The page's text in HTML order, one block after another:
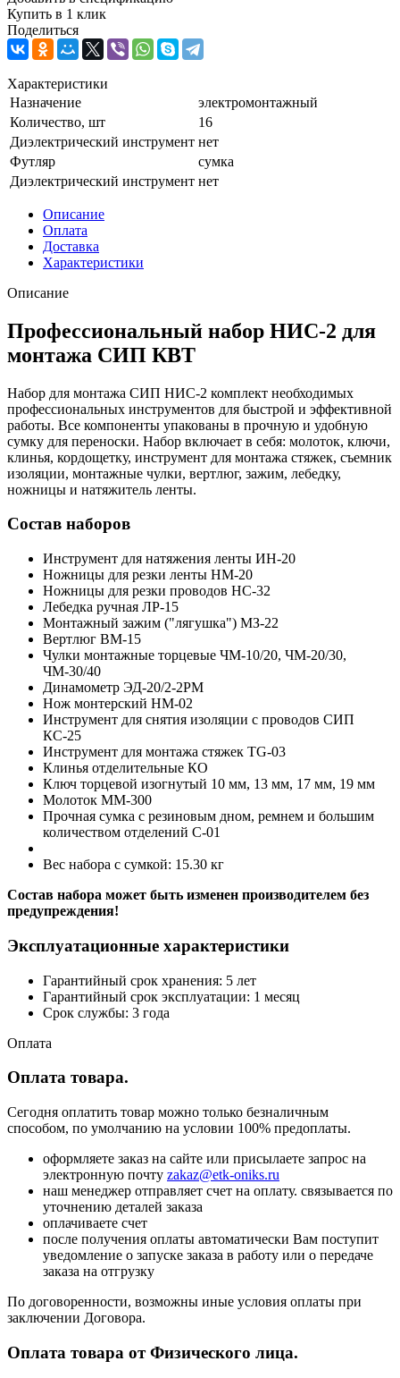
Купить в 1 клик
Поделиться
Характеристики
Назначение
электромонтажный
Количество, шт
16
Диэлектрический инструмент нет
Футляр
сумка
Диэлектрический инструмент нет
Описание
Оплата
Доставка
Характеристики
Описание
Профессиональный набор НИС-2 для
монтажа СИП КВТ
Набор для монтажа СИП НИС-2 комплект необходимых
профессиональных инструментов для быстрой и эффективной
работы. Все компоненты упакованы в прочную и удобную
сумку для переноски. Набор включает в себя: молоток, ключи,
клинья, кордощетку, инструмент для монтажа стяжек, съемник
изоляции, монтажные чулки, вертлюг, зажим, лебедку,
ножницы и натяжитель ленты.
Состав наборов
Инструмент для натяжения ленты ИН-20
Ножницы для резки ленты НМ-20
Ножницы для резки проводов НС-32
Лебедка ручная ЛР-15
Монтажный зажим ("лягушка") МЗ-22
Вертлюг ВМ-15
Чулки монтажные торцевые ЧМ-10/20, ЧМ-20/30,
ЧМ-30/40
Динамометр ЭД-20/2-2РМ
Нож монтерский НМ-02
Инструмент для снятия изоляции с проводов СИП
КС-25
Инструмент для монтажа стяжек TG-03
Клинья отделительные КО
Ключ торцевой изогнутый 10 мм, 13 мм, 17 мм, 19 мм
Молоток ММ-300
Прочная сумка с резиновым дном, ремнем и большим
количеством отделений С-01
Вес набора с сумкой: 15.30 кг
Состав набора может быть изменен производителем без
предупреждения!
Эксплуатационные характеристики
Гарантийный срок хранения: 5 лет
Гарантийный срок эксплуатации: 1 месяц
Срок службы: 3 года
Оплата
Оплата товара.
Сегодня оплатить товар можно только безналичным
способом, по умолчанию на условии 100% предоплаты.
оформляете заказ на сайте или присылаете запрос на
электронную почту zakaz@etk-oniks.ru
наш менеджер отправляет счет на оплату. связывается по
уточнению деталей заказа
оплачиваете счет
после получения оплаты автоматически Вам поступит
уведомление о запуске заказа в работу или о передаче
заказа на отгрузку
По договоренности, возможны иные условия оплаты при
заключении Договора.
Оплата товара от Физического лица.